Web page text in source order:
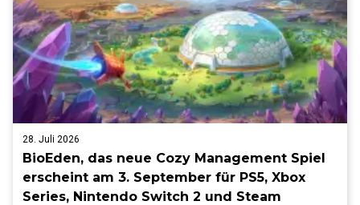
28. Juli 2026
BioEden, das neue Cozy Management Spiel
erscheint am 3. September für PS5, Xbox
Series, Nintendo Switch 2 und Steam